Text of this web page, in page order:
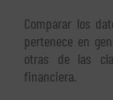
Comparar los
pertenece en
otras de las
financiera.